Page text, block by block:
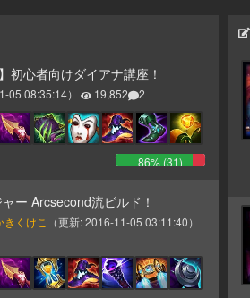
初心者向けダイアナ講座！
05 08:35:14） 19,852 2
86% (31)
ー Arcsecond流ビルド！
くけこ （更新:2016-11-05 03:11:40）